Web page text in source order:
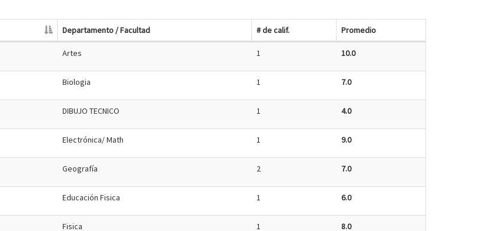
Departamento / Facultad # de calif. Promedio
Artes 1 10.0
Biologia 1 7.0
DIBUJO TECNICO 1 4.0
Electrónica/ Math 1 9.0
Geografía 2 7.0
Educación Fisica 1 6.0
Fisica 1 8.0